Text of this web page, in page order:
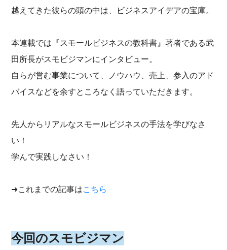
越えてきた彼らの頭の中は、ビジネスアイデアの宝庫。
本連載では『スモールビジネスの教科書』著者である武
田所長がスモビジマンにインタビュー。
自らが営む事業について、ノウハウ、売上、参入のアド
バイスなどを余すところなく語っていただきます。
先人からリアルなスモールビジネスの手法を学びなさ
い！
学んで実践しなさい！
➜これまでの記事はこちら
今回のスモビジマン